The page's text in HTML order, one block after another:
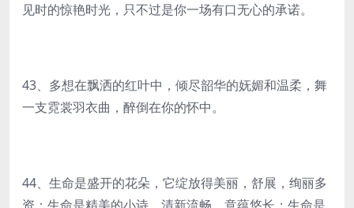
见时的惊艳时光，只不过是你一场有口无心的承诺。
43、多想在飘洒的红叶中，倾尽韶华的妩媚和温柔，舞
一支霓裳羽衣曲，醉倒在你的怀中。
44、生命是盛开的花朵，它绽放得美丽，舒展，绚丽多